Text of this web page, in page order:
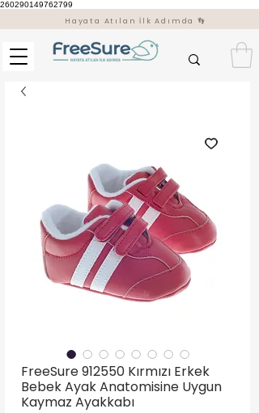
260290149762799
Hayata Atılan İlk Adımda 👣
FreeSure 912550 Kırmızı Erkek
Bebek Ayak Anatomisine Uygun
Kaymaz Ayakkabı